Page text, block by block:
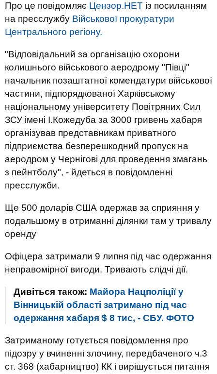
Про це повідомляє Цензор.НЕТ із посиланням
на пресслужбу Військової прокуратури
Центрального регіону.
"Відповідальний за організацію охорони
колишнього військового аеродрому "Півці"
начальник позаштатної комендатури військової
частини, підпорядкованої Харківському
національному університету Повітряних Сил
ЗСУ імені І.Кожедуба за 3000 гривень хабаря
організував представникам приватного
підприємства безперешкодний пропуск на
аеродром у Чернігові для проведення змагань
з пейнтболу", - йдеться в повідомленні
пресслужби.
Ще 500 доларів США одержав за сприяння у
подальшому в отриманні ділянки там у тривалу
оренду
Офіцера затримали 9 липня під час одержання
неправомірної вигоди. Тривають слідчі дії.
Дивіться також: Майора Нацполіції у
Вінницькій області затримано під час
одержання хабаря $ 8 тис, - СБУ. ФОТО
Затриманому готується повідомлення про
підозру у вчиненні злочину, передбаченого ч.3
ст. 368 (хабарництво) КК і вирішується питання